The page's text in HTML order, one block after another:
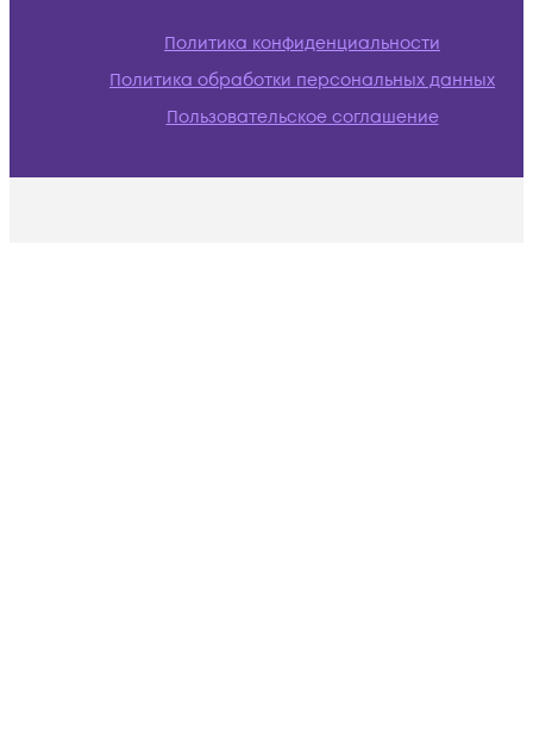
Политика конфиденциальности
Политика обработки персональных данных
Пользовательское соглашение